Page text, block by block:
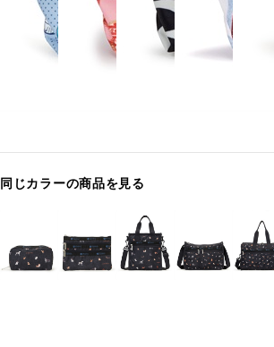
同じカラーの商品を見る